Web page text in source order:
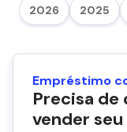
2026 2025
Empréstimo
Precisa de
vender